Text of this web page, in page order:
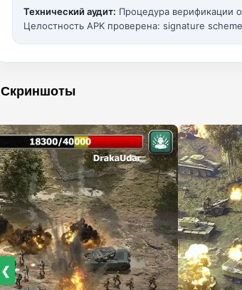
Технический аудит: Процедура верификации
Целостность APK проверена: signature
Скриншоты
❮